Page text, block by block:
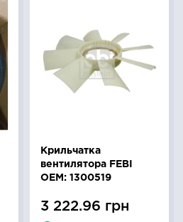
Крильчатка
вентилятора FEBI
OEM: 1300519
3 222.96 грн